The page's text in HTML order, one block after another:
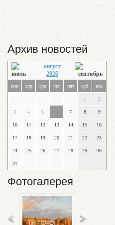
Архив новостей
август
2026
пон втр срд чет пят суб вск
1 2
3 4 5 6 7 8 9
10 11 12 13 14 15 16
17 18 19 20 21 22 23
24 25 26 27 28 29 30
31
Фотогалерея